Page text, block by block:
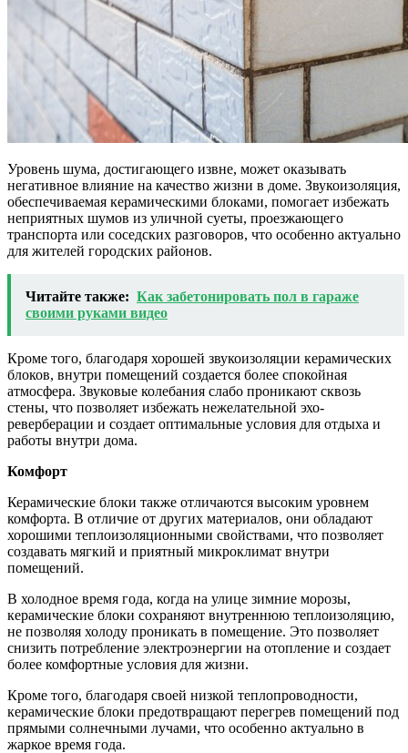
Уровень шума, достигающего извне, может оказывать
негативное влияние на качество жизни в доме. Звукоизоляция,
обеспечиваемая керамическими блоками, помогает избежать
неприятных шумов из уличной суеты, проезжающего
транспорта или соседских разговоров, что особенно актуально
для жителей городских районов.
Читайте также: Как забетонировать пол в гараже
своими руками видео
Кроме того, благодаря хорошей звукоизоляции керамических
блоков, внутри помещений создается более спокойная
атмосфера. Звуковые колебания слабо проникают сквозь
стены, что позволяет избежать нежелательной эхо-
реверберации и создает оптимальные условия для отдыха и
работы внутри дома.
Комфорт
Керамические блоки также отличаются высоким уровнем
комфорта. В отличие от других материалов, они обладают
хорошими теплоизоляционными свойствами, что позволяет
создавать мягкий и приятный микроклимат внутри
помещений.
В холодное время года, когда на улице зимние морозы,
керамические блоки сохраняют внутреннюю теплоизоляцию,
не позволяя холоду проникать в помещение. Это позволяет
снизить потребление электроэнергии на отопление и создает
более комфортные условия для жизни.
Кроме того, благодаря своей низкой теплопроводности,
керамические блоки предотвращают перегрев помещений под
прямыми солнечными лучами, что особенно актуально в
жаркое время года.